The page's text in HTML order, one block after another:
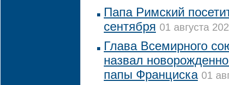
Папа Римский
сентября 01 августа
Глава Всемирного
назвал
папы Франциска 01